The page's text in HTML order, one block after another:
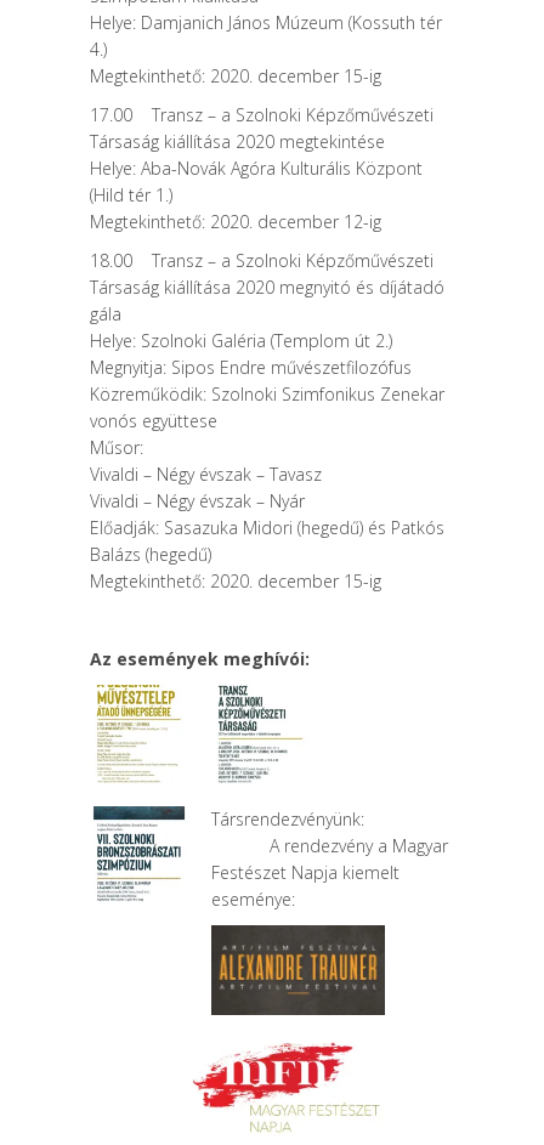
Helye: Damjanich János Múzeum (Kossuth tér
4.)
Megtekinthető: 2020. december 15-ig
17.00 Transz – a Szolnoki Képzőművészeti
Társaság kiállítása 2020 megtekintése
Helye: Aba-Novák Agóra Kulturális Központ
(Hild tér 1.)
Megtekinthető: 2020. december 12-ig
18.00 Transz – a Szolnoki Képzőművészeti
Társaság kiállítása 2020 megnyitó és díjátadó
gála
Helye: Szolnoki Galéria (Templom út 2.)
Megnyitja: Sipos Endre művészetfilozófus
Közreműködik: Szolnoki Szimfonikus Zenekar
vonós együttese
Műsor:
Vivaldi – Négy évszak – Tavasz
Vivaldi – Négy évszak – Nyár
Előadják: Sasazuka Midori (hegedű) és Patkós
Balázs (hegedű)
Megtekinthető: 2020. december 15-ig
Az események meghívói:
Társrendezvényünk:
A rendezvény a Magyar
Festészet Napja kiemelt
eseménye: